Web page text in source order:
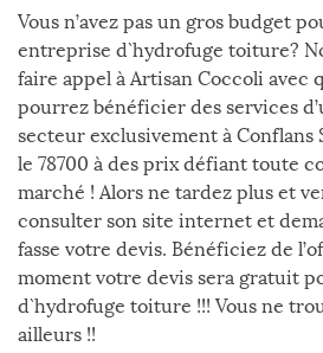
Vous n’avez pas un gros budget
entreprise d`hydrofuge toiture?
faire appel à Artisan Coccoli avec
pourrez bénéficier des services
secteur exclusivement à Conflans
le 78700 à des prix défiant toute
marché ! Alors ne tardez plus et
consulter son site internet et
fasse votre devis. Bénéficiez de
moment votre devis sera gratuit
d`hydrofuge toiture !!! Vous ne
ailleurs !!